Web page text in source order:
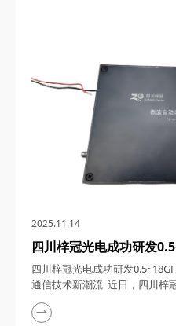
2025.11.14
四川梓冠光电成功研发
制模块，引领通信技术新
四川梓冠光电成功研发
通信技术新潮流 近日，四川梓
技术创新能力，成功推出了具
响应与稳定性、低噪声与高线